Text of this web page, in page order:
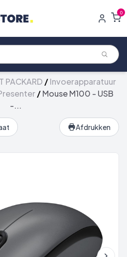
0
PACKARD /Invoerapparatuur
/Mouse M100 - USB
-...
Afdrukken